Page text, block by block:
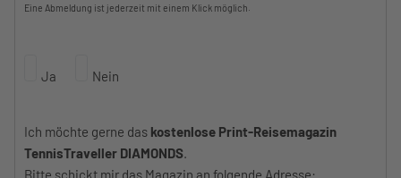
Eine Abmeldung ist jederzeit mit einem Klick möglich.
Ja Nein
Ich möchte gerne das kostenlose Print-Reisemagazin
TennisTraveller DIAMONDS.
Bitte schickt mir das Magazin an folgende Adresse: